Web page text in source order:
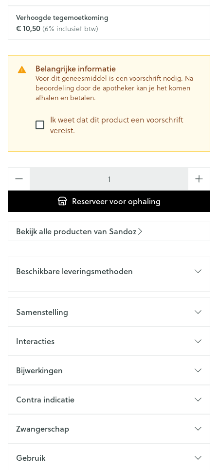
Verhoogde tegemoetkoming
€ 10,50 (6% inclusief btw)
Belangrijke informatie
Voor dit geneesmiddel is een voorschrift nodig. Na
beoordeling door de apotheker kan je het komen
afhalen en betalen.
Ik weet dat dit product een voorschrift
vereist.
Reserveervoor ophaling
Bekijk alle producten van Sandoz
Beschikbare leveringsmethoden
Samenstelling
Interacties
Bijwerkingen
Contra indicatie
Zwangerschap
Gebruik